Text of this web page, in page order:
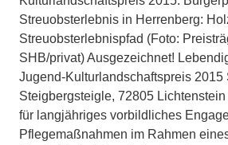
Streuobsterlebnis in Herrenberg:
Streuobsterlebnispfad (Foto:
SHB/privat) Ausgezeichnet!
Jugend-Kulturlandschaftspreis 2015
Steigbergsteigle, 72805
für langjähriges vorbildliches
Pflegemaßnahmen im Rahmen